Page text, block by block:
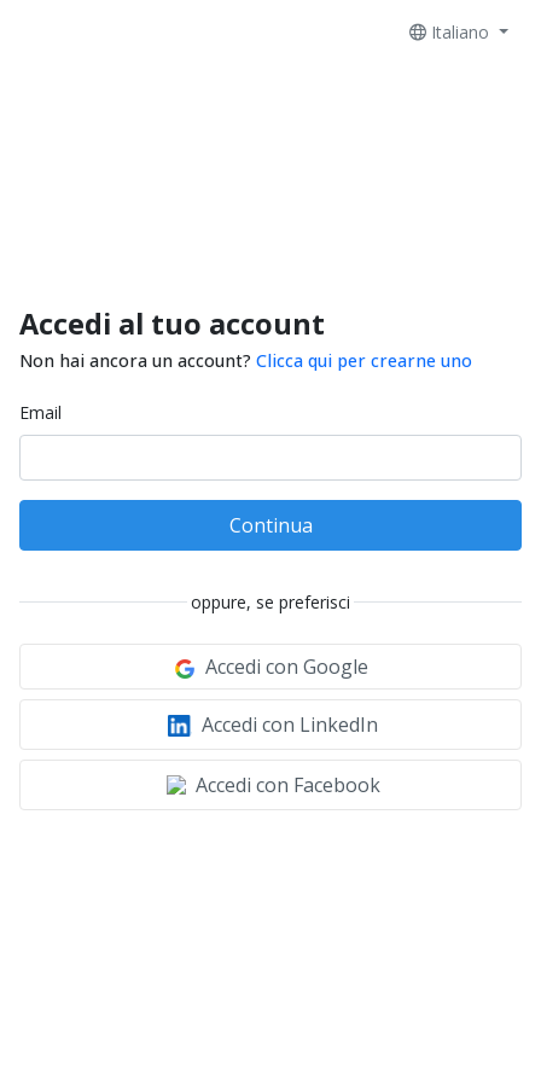
Italiano
Accedi al tuo account
Non hai ancora un account? Clicca qui per crearne uno
Email
Continua
oppure, se preferisci
Accedi con Google
Accedi con LinkedIn
Accedi con Facebook